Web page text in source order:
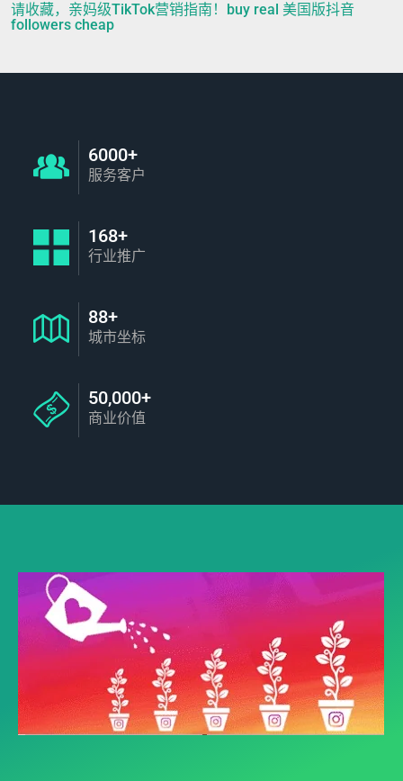
请收藏，亲妈级TikTok营销指南！buy real 美国版抖音
followers cheap
6000+
服务客户
168+
行业推广
88+
城市坐标
50,000+
商业价值